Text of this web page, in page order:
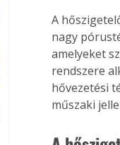
A
nagy
amelyeket
rendszere
hővezetési
műszaki